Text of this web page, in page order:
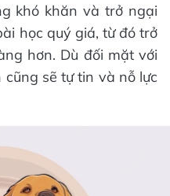
khó khăn và trở ngại
học quý giá, từ đó trở
hơn. Dù đối mặt với
sẽ tự tin và nỗ lực